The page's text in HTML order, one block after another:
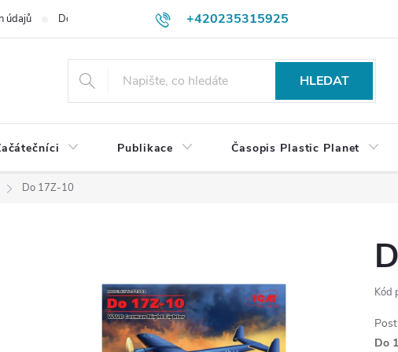
+420235315925
shop@plasticplanet.cz
údajů Dodací a platební podmínky Podmínky vrácení peněz
HLEDAT
Publikace Časopis Plastic Planet
Do 17Z-10
Kód
Do